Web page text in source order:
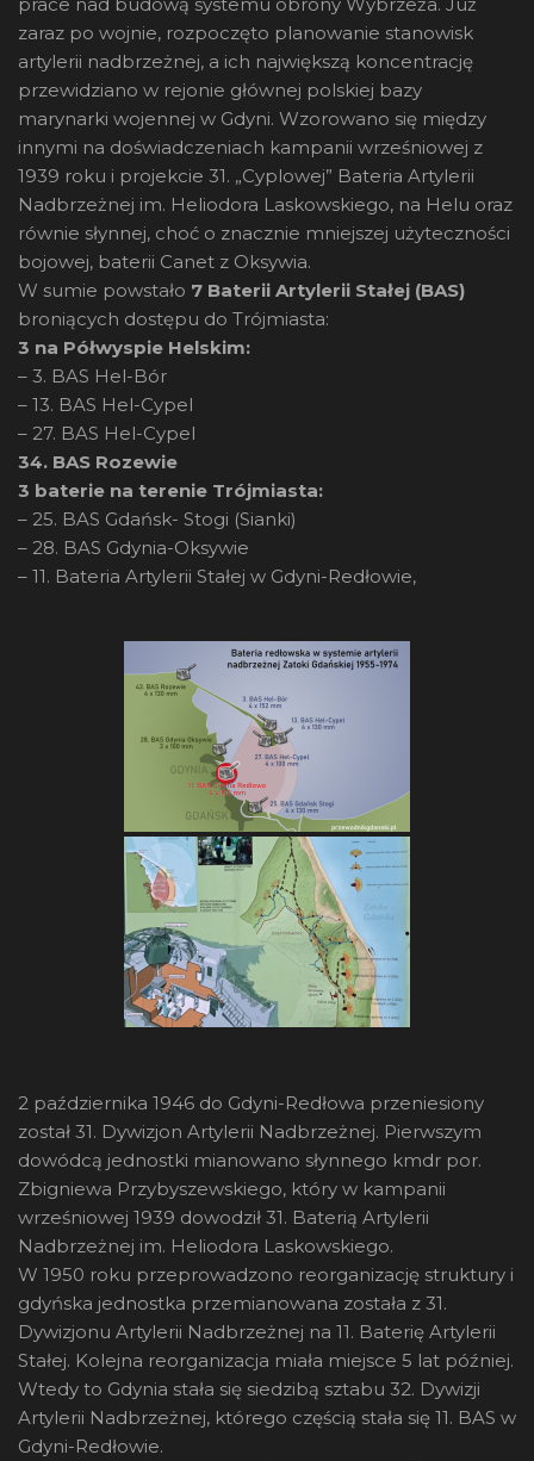
zaraz po wojnie, rozpoczęto planowanie stanowisk
artylerii nadbrzeżnej, a ich największą koncentrację
przewidziano w rejonie głównej polskiej bazy
marynarki wojennej w Gdyni. Wzorowano się między
innymi na doświadczeniach kampanii wrześniowej z
1939 roku i projekcie 31. „Cyplowej” Bateria Artylerii
Nadbrzeżnej im. Heliodora Laskowskiego, na Helu oraz
równie słynnej, choć o znacznie mniejszej użyteczności
bojowej, baterii Canet z Oksywia.
W sumie powstało 7 Baterii Artylerii Stałej (BAS)
broniących dostępu do Trójmiasta:
3 na Półwyspie Helskim:
– 3. BAS Hel-Bór
– 13. BAS Hel-Cypel
– 27. BAS Hel-Cypel
34. BAS Rozewie
3 baterie na terenie Trójmiasta:
– 25. BAS Gdańsk- Stogi (Sianki)
– 28. BAS Gdynia-Oksywie
– 11. Bateria Artylerii Stałej w Gdyni-Redłowie,
2 października 1946 do Gdyni-Redłowa przeniesiony
został 31. Dywizjon Artylerii Nadbrzeżnej. Pierwszym
dowódcą jednostki mianowano słynnego kmdr por.
Zbigniewa Przybyszewskiego, który w kampanii
wrześniowej 1939 dowodził 31. Baterią Artylerii
Nadbrzeżnej im. Heliodora Laskowskiego.
W 1950 roku przeprowadzono reorganizację struktury i
gdyńska jednostka przemianowana została z 31.
Dywizjonu Artylerii Nadbrzeżnej na 11. Baterię Artylerii
Stałej. Kolejna reorganizacja miała miejsce 5 lat później.
Wtedy to Gdynia stała się siedzibą sztabu 32. Dywizji
Artylerii Nadbrzeżnej, którego częścią stała się 11. BAS w
Gdyni-Redłowie.